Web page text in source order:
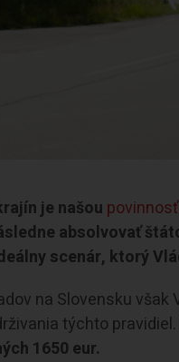
je našou
absolvovať
scenár, ktorý
na Slovensku
týchto pravidiel.
1650 eur.